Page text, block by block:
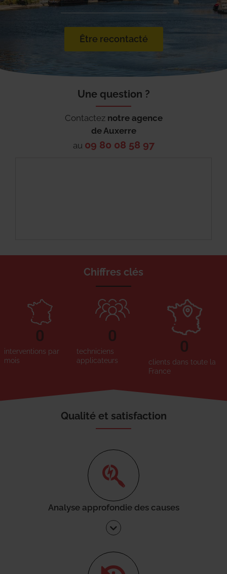
Être recontacté
Une question ?
Contactez notre agence
deAuxerre
au 09 80 08 58 97
Chiffres clés
interventions par
mois
0
techniciens
applicateurs
0
clients dans toute la
France
0
Qualité et satisfaction
Analyse approfondie des causes